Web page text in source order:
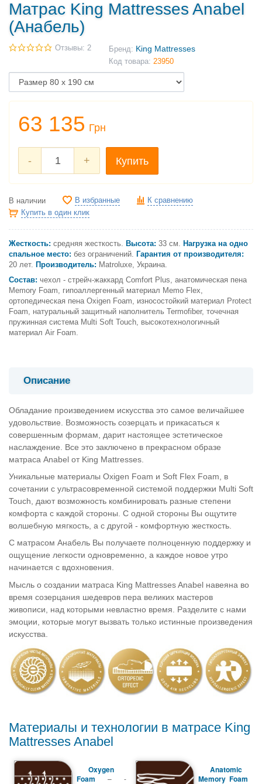
Матрас King Mattresses Anabel
(Анабель)
Отзывы: 2 Бренд: King Mattresses
Код товара: 23950
63 135 Грн
- + Купить
В наличии В избранные
К сравнению
Купить в один клик
Жесткость: средняя жесткость. Высота: 33 см. Нагрузка на одно
спальное место: без ограничений. Гарантия от производителя:
20 лет. Производитель: Matroluxe, Украина.
Состав: чехол - стрейч-жаккард Comfort Plus, анатомическая пена
Memory Foam, гипоаллергенный материал Memo Flex,
ортопедическая пена Oxigen Foam, износостойкий материал Protect
Foam, натуральный защитный наполнитель Termofiber, точечная
пружинная система Multi Soft Touch, высокотехнологичный
материал Air Foam.
Описание
Обладание произведением искусства это самое величайшее
удовольствие. Возможность созерцать и прикасаться к
совершенным формам, дарит настоящее эстетическое
наслаждение. Все это заключено в прекрасном образе
матраса Anabel от King Mattresses.
Уникальные материалы Oxigen Foam и Soft Flex Foam, в
сочетании с ультрасовременной системой поддержки Multi Soft
Touch, дают возможность комбинировать разные степени
комфорта с каждой стороны. С одной стороны Вы ощутите
волшебную мягкость, а с другой - комфортную жесткость.
С матрасом Анабель Вы получаете полноценную поддержку и
ощущение легкости одновременно, а каждое новое утро
начинается с вдохновения.
Мысль о создании матраса King Mattresses Anabel навеяна во
время созерцания шедевров пера великих мастеров
живописи, над которыми невластно время. Разделите с нами
эмоции, которые могут вызвать только истинные произведения
искусства.
Материалы и технологии в матрасе King
Mattresses Anabel
Oxygen
Foam – -
Anatomic
Memory Foam